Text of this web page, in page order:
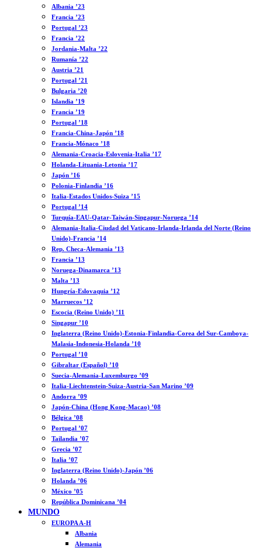
Albania ’23
Francia ’23
Portugal ’23
Francia ’22
Jordania-Malta ’22
Rumanía ’22
Austria ’21
Portugal ’21
Bulgaria ’20
Islandia ’19
Francia ’19
Portugal ’18
Francia-China-Japón ’18
Francia-Mónaco ’18
Alemania-Croacia-Eslovenia-Italia ’17
Holanda-Lituania-Letonia ’17
Japón ’16
Polonia-Finlandia ’16
Italia-Estados Unidos-Suiza ’15
Portugal ’14
Turquía-EAU-Qatar-Taiwán-Singapur-Noruega ’14
Alemania-Italia-Ciudad del Vaticano-Irlanda-Irlanda del Norte (Reino
Unido)-Francia ’14
Rep. Checa-Alemania ’13
Francia ’13
Noruega-Dinamarca ’13
Malta ’13
Hungría-Eslovaquia ’12
Marruecos ’12
Escocia (Reino Unido) ’11
Singapur ’10
Inglaterra (Reino Unido)-Estonia-Finlandia-Corea del Sur-Camboya-
Malasia-Indonesia-Holanda ’10
Portugal ’10
Gibraltar (Español) ’10
Suecia-Alemania-Luxemburgo ’09
Italia-Liechtenstein-Suiza-Austria-San Marino ’09
Andorra ’09
Japón-China (Hong Kong-Macao) ’08
Bélgica ’08
Portugal ’07
Tailandia ’07
Grecia ’07
Italia ’07
Inglaterra (Reino Unido)-Japón ’06
Holanda ’06
México ’05
República Dominicana ’04
MUNDO
EUROPA A-H
Albania
Alemania